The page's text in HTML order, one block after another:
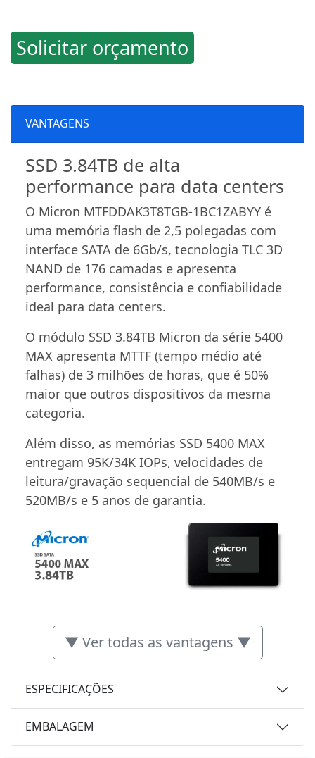
Solicitar orçamento
VANTAGENS
SSD 3.84TB de alta
performance para data centers
O Micron MTFDDAK3T8TGB-1BC1ZABYY é
uma memória flash de 2,5 polegadas com
interface SATA de 6Gb/s, tecnologia TLC 3D
NAND de 176 camadas e apresenta
performance, consistência e confiabilidade
ideal para data centers.
O módulo SSD 3.84TB Micron da série 5400
MAX apresenta MTTF (tempo médio até
falhas) de 3 milhões de horas, que é 50%
maior que outros dispositivos da mesma
categoria.
Além disso, as memórias SSD 5400 MAX
entregam 95K/34K IOPs, velocidades de
leitura/gravação sequencial de 540MB/s e
520MB/s e 5 anos de garantia.
▼ Ver todas as vantagens ▼
ESPECIFICAÇÕES
EMBALAGEM